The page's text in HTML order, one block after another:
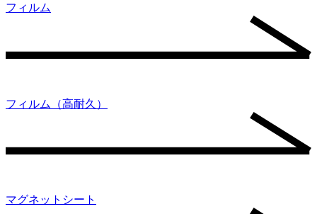
フィルム
フィルム（高耐久）
マグネットシート